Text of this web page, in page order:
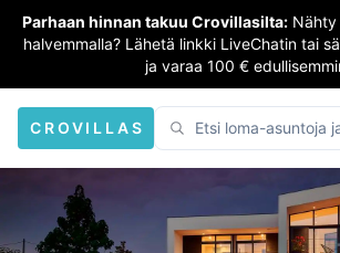
Parhaan hinnan takuu Crovillasilta: Nähty
halvemmalla? Lähetä linkki LiveChatin tai
ja varaa 100 €
CROVILLAS